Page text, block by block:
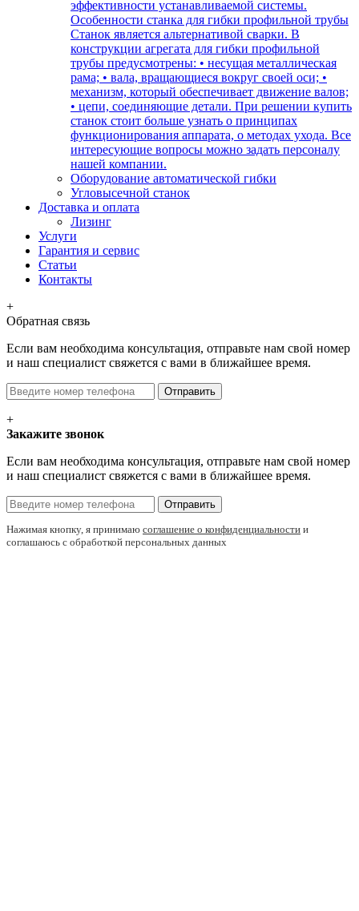
эффективности устанавливаемой системы.
Особенности станка для гибки профильной трубы
Станок является альтернативой сварки. В
конструкции агрегата для гибки профильной
трубы предусмотрены: • несущая металлическая
рама; • вала, вращающиеся вокруг своей оси; •
механизм, который обеспечивает движение валов;
• цепи, соединяющие детали. При решении купить
станок стоит больше узнать о принципах
функционирования аппарата, о методах ухода. Все
интересующие вопросы можно задать персоналу
нашей компании.
Оборудование автоматической гибки
Угловысечной станок
Доставка и оплата
Лизинг
Услуги
Гарантия и сервис
Статьи
Контакты
+
Обратная связь
Если вам необходима консультация, отправьте нам свой номер
и наш специалист свяжется с вами в ближайшее время.
Отправить
+
Закажите звонок
Если вам необходима консультация, отправьте нам свой номер
и наш специалист свяжется с вами в ближайшее время.
Отправить
Нажимая кнопку, я принимаю соглашение о конфиденциальности и
соглашаюсь с обработкой персональных данных